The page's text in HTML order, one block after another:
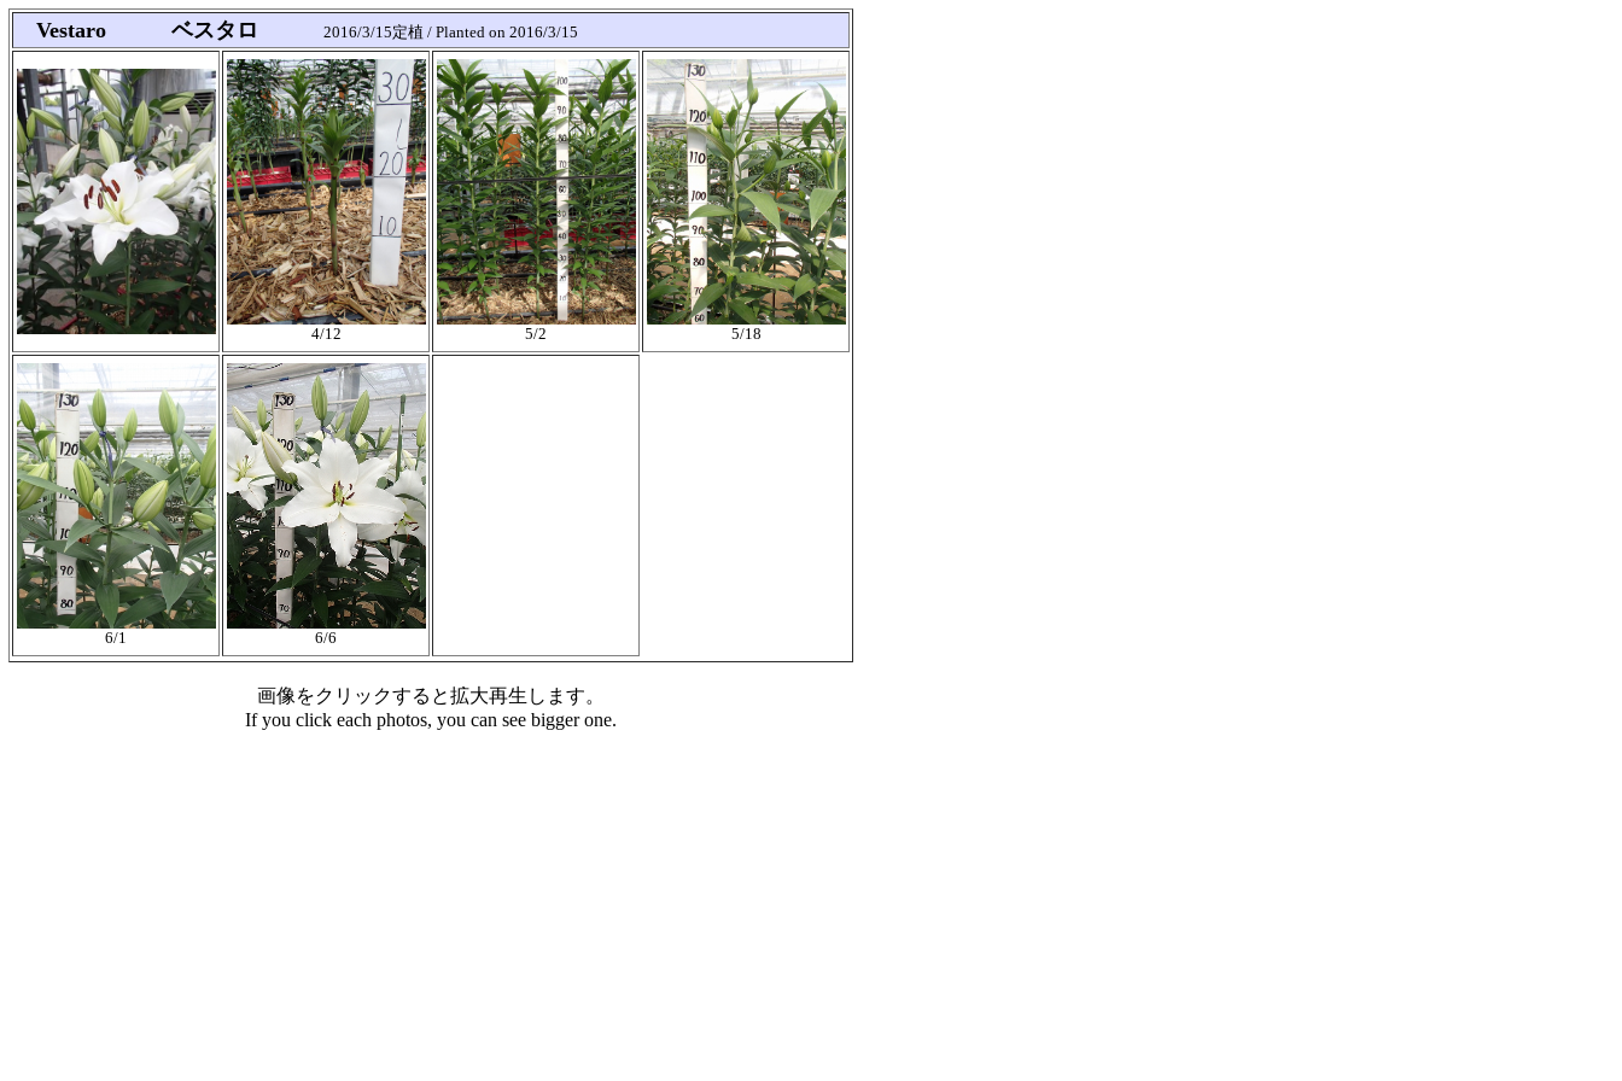
Vestaro ベスタロ 2016/3/15定植 / Planted on 2016/3/15
4/12 5/2 5/18
6/1 6/6
画像をクリックすると拡大再生します。
If you click each photos, you can see bigger one.